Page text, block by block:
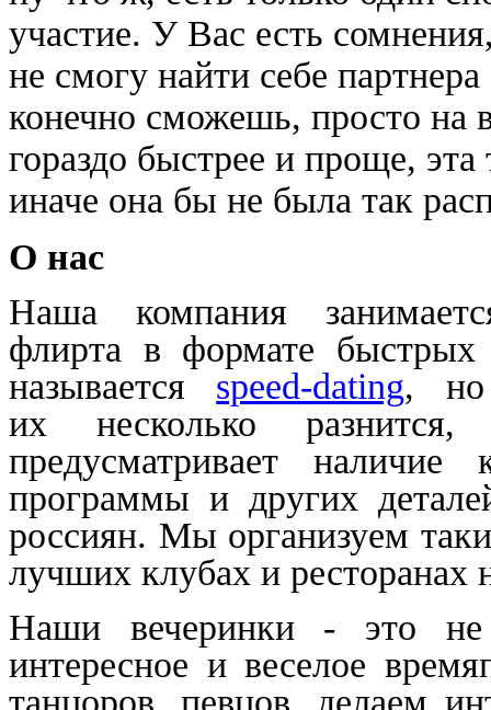
участие. У Вас есть
не смогу найти себе
конечно сможешь, просто на
гораздо быстрее и проще,
иначе она бы не была так
О нас
Наша компания
флирта в формате быстрых
называется speed-dating, но
их несколько
предусматривает наличие
программы и других
россиян. Мы организуем
лучших клубах и ресторанах
Наши вечеринки - это не
интересное и веселое
танцоров, певцов, делаем